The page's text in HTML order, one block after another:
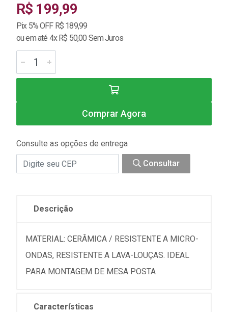
R$ 199,99
Pix 5% OFF R$ 189,99
ou em até 4x R$ 50,00 Sem Juros
Comprar Agora
Consulte as opções de entrega
Consultar
Descrição
MATERIAL: CERÂMICA / RESISTENTE A MICRO-
ONDAS, RESISTENTE A LAVA-LOUÇAS. IDEAL
PARA MONTAGEM DE MESA POSTA
Características